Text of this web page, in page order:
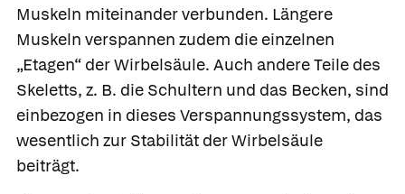
Muskeln miteinander verbunden. Längere
Muskeln verspannen zudem die einzelnen
„Etagen“ der Wirbelsäule. Auch andere Teile des
Skeletts, z. B. die Schultern und das Becken, sind
einbezogen in dieses Verspannungssystem, das
wesentlich zur Stabilität der Wirbelsäule
beiträgt.